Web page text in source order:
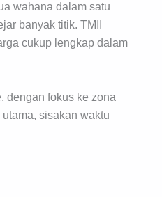
wahana dalam satu
banyak titik. TMII
cukup lengkap dalam
dengan fokus ke zona
sisakan waktu